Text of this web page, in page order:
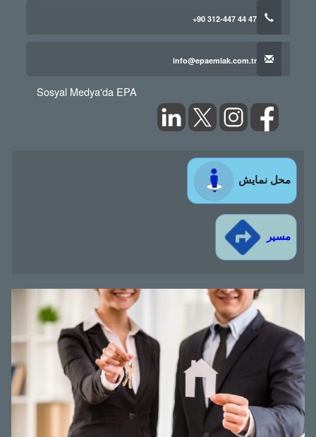
+90 312-447 44 47
info@epaemlak.com.tr
Sosyal Medya'da EPA
محل نمایش
مسیر